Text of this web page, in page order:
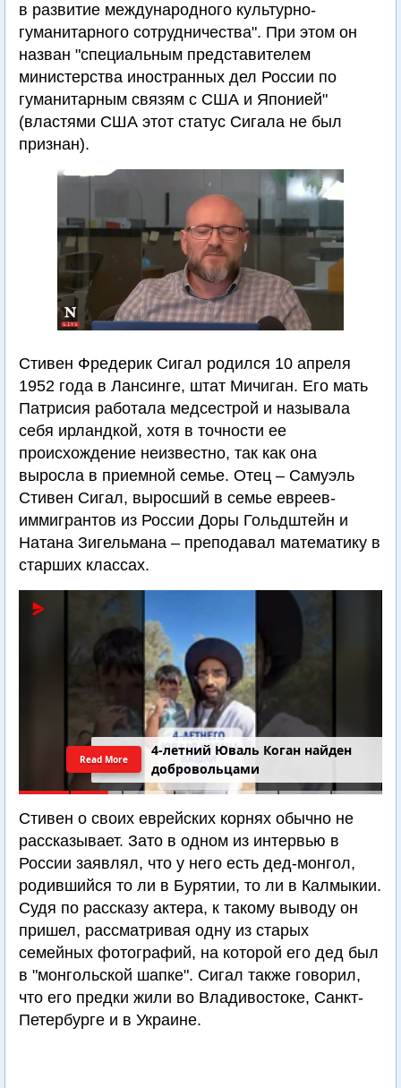
в развитие международного культурно-
гуманитарного сотрудничества". При этом он
назван "специальным представителем
министерства иностранных дел России по
гуманитарным связям с США и Японией"
(властями США этот статус Сигала не был
признан).
Стивен Фредерик Сигал родился 10 апреля
1952 года в Лансинге, штат Мичиган. Его мать
Патрисия работала медсестрой и называла
себя ирландкой, хотя в точности ее
происхождение неизвестно, так как она
выросла в приемной семье. Отец – Самуэль
Стивен Сигал, выросший в семье евреев-
иммигрантов из России Доры Гольдштейн и
Натана Зигельмана – преподавал математику в
старших классах.
4-летний Юваль Коган найден
добровольцами
Read More
Стивен о своих еврейских корнях обычно не
рассказывает. Зато в одном из интервью в
России заявлял, что у него есть дед-монгол,
родившийся то ли в Бурятии, то ли в Калмыкии.
Судя по рассказу актера, к такому выводу он
пришел, рассматривая одну из старых
семейных фотографий, на которой его дед был
в "монгольской шапке". Сигал также говорил,
что его предки жили во Владивостоке, Санкт-
Петербурге и в Украине.